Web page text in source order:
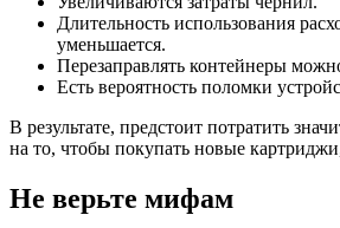
Длительность использования
уменьшается.
Перезаправлять контейнеры
Есть вероятность поломки
В результате, предстоит потратить
на то, чтобы покупать новые
Не верьте мифам